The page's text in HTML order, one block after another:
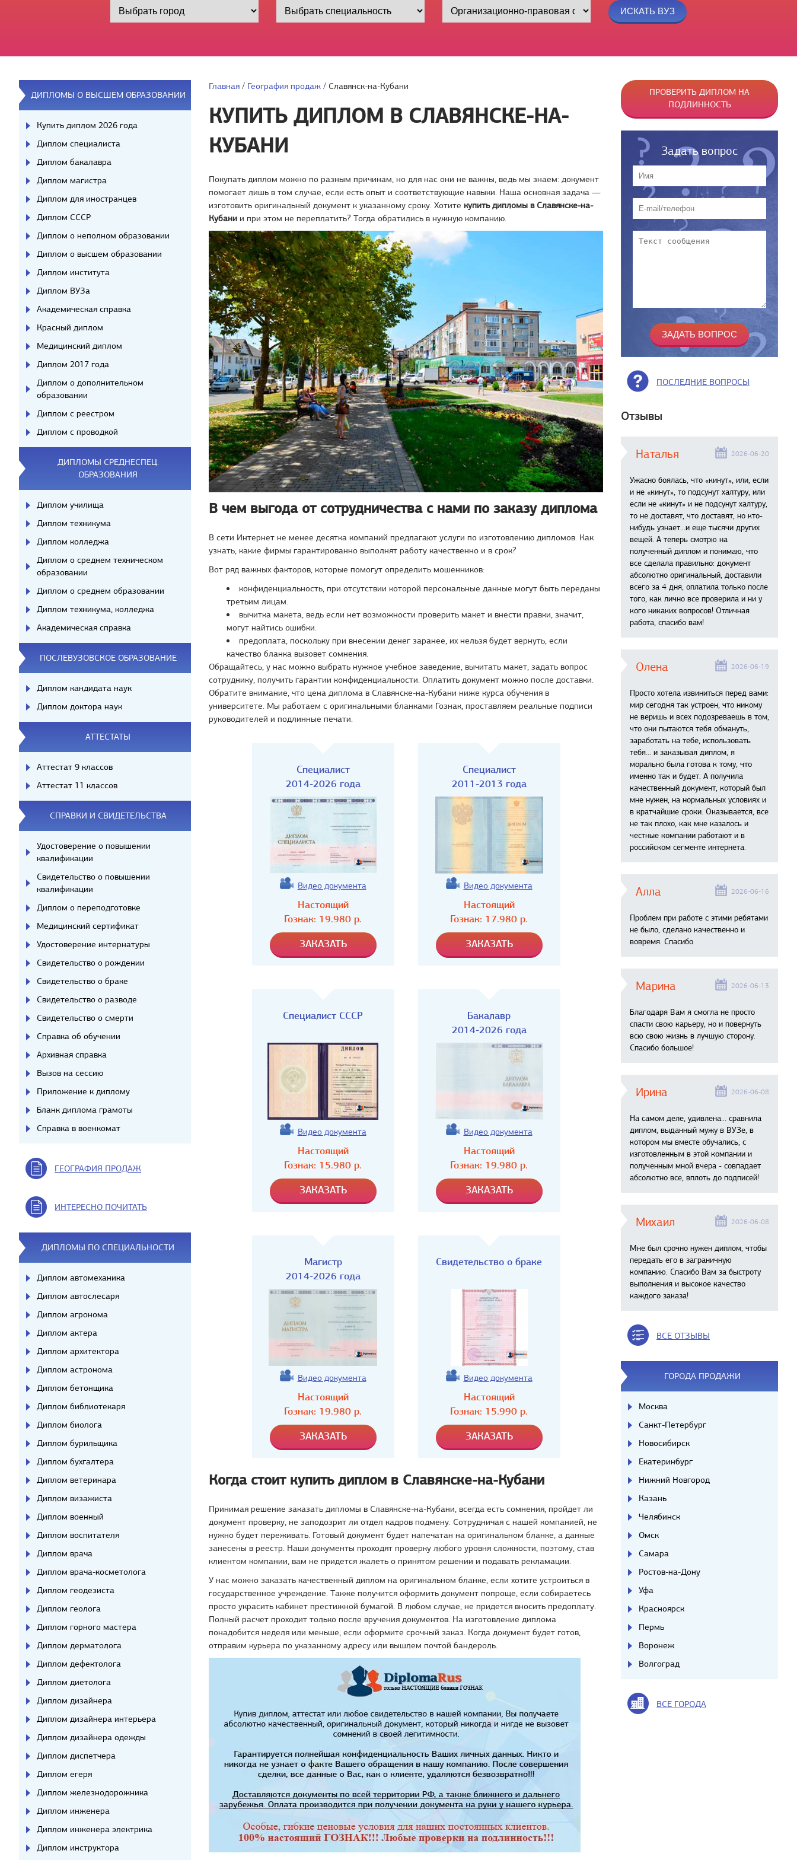
Главная / География продаж / Славянск-на-Кубани
КУПИТЬ ДИПЛОМ В СЛАВЯНСКЕ-НА-
КУБАНИ
Покупать диплом можно по разным причинам, но для нас они не важны, ведь мы знаем: документ
помогает лишь в том случае, если есть опыт и соответствующие навыки. Наша основная задача —
изготовить оригинальный документ к указанному сроку. Хотите купить дипломы в Славянске-на-
Кубани и при этом не переплатить? Тогда обратились в нужную компанию.
В чем выгода от сотрудничества с нами по заказу диплома
В сети Интернет не менее десятка компаний предлагают услуги по изготовлению дипломов. Как
узнать, какие фирмы гарантированно выполнят работу качественно и в срок?
Вот ряд важных факторов, которые помогут определить мошенников:
конфиденциальность, при отсутствии которой персональные данные могут быть переданы
третьим лицам.
вычитка макета, ведь если нет возможности проверить макет и внести правки, значит,
могут найтись ошибки.
предоплата, поскольку при внесении денег заранее, их нельзя будет вернуть, если
качество бланка вызовет сомнения.
Обращайтесь, у нас можно выбрать нужное учебное заведение, вычитать макет, задать вопрос
сотруднику, получить гарантии конфиденциальности. Оплатить документ можно после доставки.
Обратите внимание, что цена диплома в Славянске-на-Кубани ниже курса обучения в
университете. Мы работаем с оригинальными бланками Гознак, проставляем реальные подписи
руководителей и подлинные печати.
Специалист
2014-2026 года
Видео документа
Настоящий
Гознак: 19.980 р.
Специалист
2011-2013 года
Видео документа
Настоящий
Гознак: 17.980 р.
Специалист СССР
Видео документа
Настоящий
Гознак: 15.980 р.
Бакалавр
2014-2026 года
Видео документа
Настоящий
Гознак: 19.980 р.
Магистр
2014-2026 года
Видео документа
Настоящий
Гознак: 19.980 р.
Свидетельство о браке
Видео документа
Настоящий
Гознак: 15.990 р.
Когда стоит купить диплом в Славянске-на-Кубани
Принимая решение заказать дипломы в Славянске-на-Кубани, всегда есть сомнения, пройдет ли
документ проверку, не заподозрит ли отдел кадров подмену. Сотрудничая с нашей компанией, не
нужно будет переживать. Готовый документ будет напечатан на оригинальном бланке, а данные
занесены в реестр. Наши документы проходят проверку любого уровня сложности, поэтому, став
клиентом компании, вам не придется жалеть о принятом решении и подавать рекламации.
У нас можно заказать качественный диплом на оригинальном бланке, если хотите устроиться в
государственное учреждение. Также получится оформить документ попроще, если собираетесь
просто украсить кабинет престижной бумагой. В любом случае, не придется вносить предоплату.
Полный расчет проходит только после вручения документов. На изготовление диплома
понадобится неделя или меньше, если оформите срочный заказ. Когда документ будет готов,
отправим курьера по указанному адресу или вышлем почтой бандероль.
ДИПЛОМЫ О ВЫСШЕМ ОБРАЗОВАНИИ
Купить диплом 2026 года
Диплом специалиста
Диплом бакалавра
Диплом магистра
Диплом для иностранцев
Диплом СССР
Диплом о неполном образовании
Диплом о высшем образовании
Диплом института
Диплом ВУЗа
Академическая справка
Красный диплом
Медицинский диплом
Диплом 2017 года
Диплом о дополнительном
образовании
Диплом с реестром
Диплом с проводкой
ДИПЛОМЫ СРЕДНЕСПЕЦ.
ОБРАЗОВАНИЯ
Диплом училища
Диплом техникума
Диплом колледжа
Диплом о среднем техническом
образовании
Диплом о среднем образовании
Диплом техникума, колледжа
Академическая справка
ПОСЛЕВУЗОВСКОЕ ОБРАЗОВАНИЕ
Диплом кандидата наук
Диплом доктора наук
АТТЕСТАТЫ
Аттестат 9 классов
Аттестат 11 классов
СПРАВКИ И СВИДЕТЕЛЬСТВА
Удостоверение о повышении
квалификации
Свидетельство о повышении
квалификации
Диплом о переподготовке
Медицинский сертификат
Удостоверение интернатуры
Свидетельство о рождении
Свидетельство о браке
Свидетельство о разводе
Свидетельство о смерти
Справка об обучении
Архивная справка
Вызов на сессию
Приложение к диплому
Бланк диплома грамоты
Справка в военкомат
ГЕОГРАФИЯ ПРОДАЖ
ИНТЕРЕСНО ПОЧИТАТЬ
ДИПЛОМЫ ПО СПЕЦИАЛЬНОСТИ
Диплом автомеханика
Диплом автослесаря
Диплом агронома
Диплом актера
Диплом архитектора
Диплом астронома
Диплом бетонщика
Диплом библиотекаря
Диплом биолога
Диплом бурильщика
Диплом бухгалтера
Диплом ветеринара
Диплом визажиста
Диплом военный
Диплом воспитателя
Диплом врача
Диплом врача-косметолога
Диплом геодезиста
Диплом геолога
Диплом горного мастера
Диплом дерматолога
Диплом дефектолога
Диплом диетолога
Диплом дизайнера
Диплом дизайнера интерьера
Диплом дизайнера одежды
Диплом диспетчера
Диплом егеря
Диплом железнодорожника
Диплом инженера
Диплом инженера электрика
Диплом инструктора
ПРОВЕРИТЬ ДИПЛОМ НА
ПОДЛИННОСТЬ
Задать вопрос
ПОСЛЕДНИЕ ВОПРОСЫ
Отзывы
Наталья 2026-06-20
Ужасно боялась, что «кинут», или, если
и не «кинут», то подсунут халтуру, или
если не «кинут» и не подсунут халтуру,
то не доставят, что доставят, но кто-
нибудь узнает...и еще тысячи других
вещей. А теперь смотрю на
полученный диплом и понимаю, что
все сделала правильно: документ
абсолютно оригинальный, доставили
всего за 4 дня, оплатила только после
того, как лично все проверила и ни у
кого никаких вопросов! Отличная
работа, спасибо вам!
Олена 2026-06-19
Просто хотела извиниться перед вами:
мир сегодня так устроен, что никому
не веришь и всех подозреваешь в том,
что они пытаются тебя обмануть,
заработать на тебе, использовать
тебя... и заказывая диплом, я
морально была готова к тому, что
именно так и будет. А получила
качественный документ, который был
мне нужен, на нормальных условиях и
в кратчайшие сроки. Оказывается, все
не так плохо, как мне казалось и
честные компании работают и в
российском сегменте интернета.
Алла 2026-06-16
Проблем при работе с этими ребятами
не было, сделано качественно и
вовремя. Спасибо
Марина 2026-06-13
Благодаря Вам я смогла не просто
спасти свою карьеру, но и повернуть
всю свою жизнь в лучшую сторону.
Спасибо большое!
Ирина 2026-06-08
На самом деле, удивлена… сравнила
диплом, выданный мужу в ВУЗе, в
котором мы вместе обучались, с
изготовленным в этой компании и
полученным мной вчера - совпадает
абсолютно все, вплоть до подписей!
Михаил 2026-06-08
Мне был срочно нужен диплом, чтобы
передать его в заграничную
компанию. Спасибо Вам за быстроту
выполнения и высокое качество
каждого заказа!
ВСЕ ОТЗЫВЫ
ГОРОДА ПРОДАЖИ
Москва
Санкт-Петербург
Новосибирск
Екатеринбург
Нижний Новгород
Казань
Челябинск
Омск
Самара
Ростов-на-Дону
Уфа
Красноярск
Пермь
Воронеж
Волгоград
ВСЕ ГОРОДА